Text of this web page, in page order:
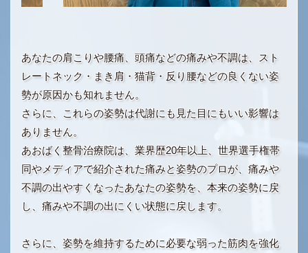
あなたの肩こりや腰痛、頭痛などの痛みや不調は、スト
レートネック・まき肩・猫背・反り腰などの良くない姿
勢が原因かも知れません。
さらに、これらの姿勢は代謝にも見た目にもいい影響は
ありません。
あおばく整骨治療院は、業界歴20年以上、世界選手権帯
同やメディアで紹介された痛みと姿勢のプロが、痛みや
不調の出やすくなったあなたの姿勢を、本来の姿勢に戻
し、痛みや不調の出にくい状態に戻します。
さらに、姿勢を維持するために必要な弱った筋肉を強化